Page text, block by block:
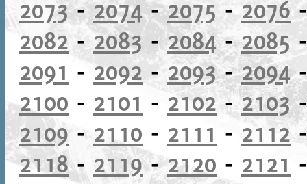
2073-2074-2075 -2076
2082 -2083-2084-2085
2091 -2092 -2093-2094
2100 - 2101 - 2102-2103
2109- 2110 - 2111 - 2112
2118- 2119-2120 - 2121